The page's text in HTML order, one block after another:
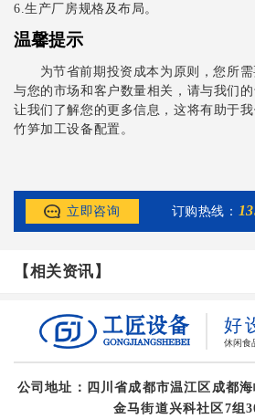
6.生产厂房规格及布局。
温馨提示
为节省前期投资成本为原则，您所
与您的市场和客户数量相关，请与我们
让我们了解您的更多信息，这将有助于
竹笋加工设备配置。
立即咨询 订购热线：
【相关资讯】
好
休闲食
公司地址：四川省成都市温江区成都
金马街道兴科社区7组